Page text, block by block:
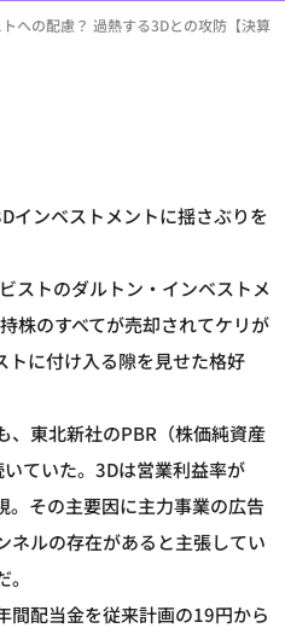
への配慮？ 過熱する3Dとの攻防【決算
インベストメントに揺さぶりを
ストのダルトン・インベストメ
株のすべてが売却されてケリが
トに付け入る隙を見せた格好
、東北新社のPBR（株価純資産
ていた。3Dは営業利益率が
。その主要因に主力事業の広告
ネルの存在があると主張してい
間配当金を従来計画の19円から